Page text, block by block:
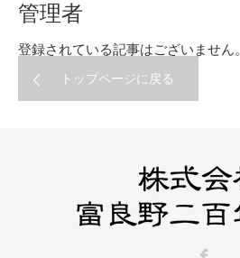
管理者
登録されている記事はございません。
トップページに戻る